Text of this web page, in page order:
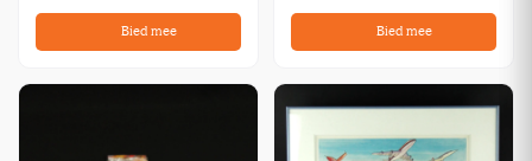
Bied mee Bied mee